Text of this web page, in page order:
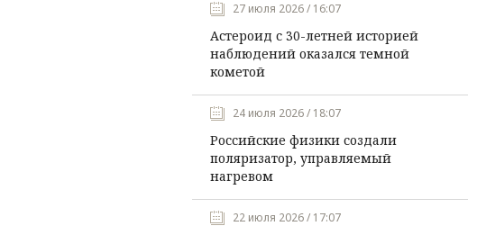
27 июля 2026 / 16:07
Астероид с 30-летней историей
наблюдений оказался темной
кометой
24 июля 2026 / 18:07
Российские физики создали
поляризатор, управляемый
нагревом
22 июля 2026 / 17:07